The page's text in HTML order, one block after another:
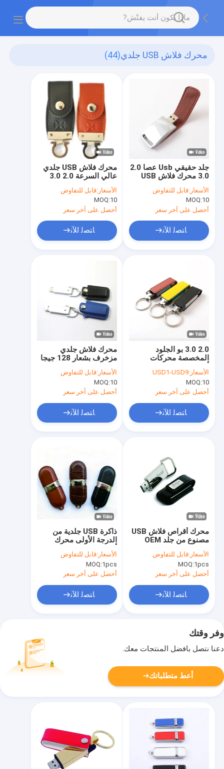
محرك فلاش USB جلدي (44)
محرك فلاش USB جلدي
عالي السرعة 2.0 3.0
جيجابايت 256 جيجابايت
شعار منقوش
الأسعار:قابل للتفاوض
MOQ:10
أحصل على آخر سعر
ﺎﺘﺼﻟ ﺍﻶﻧ
جلد حقيقي Usb عصا 2.0
3.0 محرك فلاش USB
ميجابايت / ثانية
الأسعار:قابل للتفاوض
MOQ:10
أحصل على آخر سعر
ﺎﺘﺼﻟ ﺍﻶﻧ
محرك فلاش جلدي
مزخرف بشعار 128 جيجا
عالية السعة
الأسعار:قابل للتفاوض
MOQ:10
أحصل على آخر سعر
ﺎﺘﺼﻟ ﺍﻶﻧ
2.0 3.0 بو الجلود
المخصصة محركات
جيجابايت 256 جيجابايت
النقش الشعار
الأسعار:USD1-USD9
MOQ:10
أحصل على آخر سعر
ﺎﺘﺼﻟ ﺍﻶﻧ
ذاكرة USB جلدية من
الدرجة الأولى محرك
يتميز بشريحة من الدرجة
الأولى وطبقة خارجية من
الجلد للمديرين التنفيذيين
الأسعار:قابل للتفاوض
MOQ:1pcs
أحصل على آخر سعر
ﺎﺘﺼﻟ ﺍﻶﻧ
محرك أقراص فلاش USB
مصنوع من جلد OEM
باللون البني، وهو حل
تخزين محمول أنيق ومتين
مثالي لهدايا الشركات
والمناسبات
الأسعار:قابل للتفاوض
MOQ:1pcs
أحصل على آخر سعر
ﺎﺘﺼﻟ ﺍﻶﻧ
وفر وقتك
دعنا نتصل بأفضل المنتجات معك.
أعط متطلباتك